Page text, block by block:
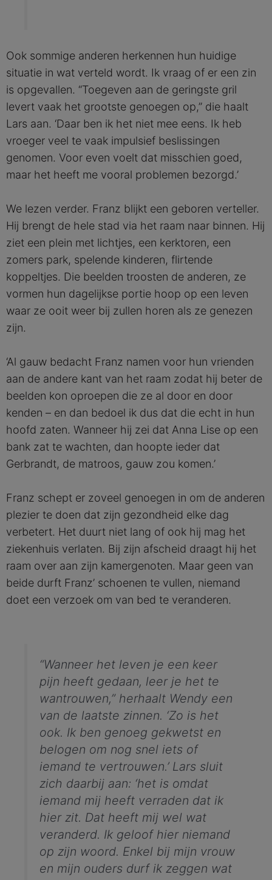
Ook sommige anderen herkennen hun huidige
situatie in wat verteld wordt. Ik vraag of er een zin
is opgevallen. “Toegeven aan de geringste gril
levert vaak het grootste genoegen op,” die haalt
Lars aan. ‘Daar ben ik het niet mee eens. Ik heb
vroeger veel te vaak impulsief beslissingen
genomen. Voor even voelt dat misschien goed,
maar het heeft me vooral problemen bezorgd.’
We lezen verder. Franz blijkt een geboren verteller.
Hij brengt de hele stad via het raam naar binnen. Hij
ziet een plein met lichtjes, een kerktoren, een
zomers park, spelende kinderen, flirtende
koppeltjes. Die beelden troosten de anderen, ze
vormen hun dagelijkse portie hoop op een leven
waar ze ooit weer bij zullen horen als ze genezen
zijn.
‘Al gauw bedacht Franz namen voor hun vrienden
aan de andere kant van het raam zodat hij beter de
beelden kon oproepen die ze al door en door
kenden – en dan bedoel ik dus dat die echt in hun
hoofd zaten. Wanneer hij zei dat Anna Lise op een
bank zat te wachten, dan hoopte ieder dat
Gerbrandt, de matroos, gauw zou komen.’
Franz schept er zoveel genoegen in om de anderen
plezier te doen dat zijn gezondheid elke dag
verbetert. Het duurt niet lang of ook hij mag het
ziekenhuis verlaten. Bij zijn afscheid draagt hij het
raam over aan zijn kamergenoten. Maar geen van
beide durft Franz’ schoenen te vullen, niemand
doet een verzoek om van bed te veranderen.
“Wanneer het leven je een keer
pijn heeft gedaan, leer je het te
wantrouwen,” herhaalt Wendy een
van de laatste zinnen. ‘Zo is het
ook. Ik ben genoeg gekwetst en
belogen om nog snel iets of
iemand te vertrouwen.’ Lars sluit
zich daarbij aan: ‘het is omdat
iemand mij heeft verraden dat ik
hier zit. Dat heeft mij wel wat
veranderd. Ik geloof hier niemand
op zijn woord. Enkel bij mijn vrouw
en mijn ouders durf ik zeggen wat